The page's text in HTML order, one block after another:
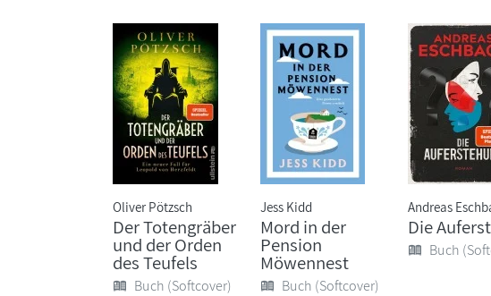
Oliver Pötzsch
Der Totengräber
und der Orden
des Teufels
Buch (Softcover)
Jess Kidd
Mord in der
Pension
Möwennest
Buch (Softcover)
Andreas
Die
Buch